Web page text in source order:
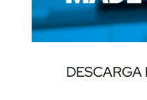
DESCARGA